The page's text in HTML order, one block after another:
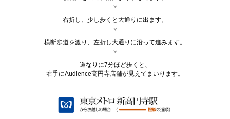
右折し、少し歩くと大通りに出ます。
横断歩道を渡り、左折し大通りに沿って進みます。
道なりに7分ほど歩くと、
右手にAudience高円寺店舗が見えてまいります。